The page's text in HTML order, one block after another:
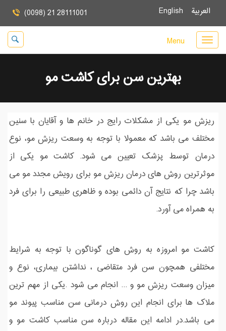
العربية (0098) 21 28111001
Menu
بهترین سن برای کاشت مو
ریزش مو یکی از مشکلات رایج در خانم ها و آقایان با سنین
مختلف می باشد که معمولا با توجه به وسعت ریزش مو، نوع
درمان توسط پزشک تعیین می شود. کاشت مو یکی از
موثرترین روش های درمان ریزش مو برای رویش مجدد مو می
باشد چرا که نتایج آن دائمی بوده و ظاهری طبیعی را برای فرد
به همراه می آورد.
کاشت مو امروزه به روش های گوناگون با توجه به شرایط
مختلفی همچون سن فرد متقاضی ، نداشتن بیماری، نوع و
میزان وسعت ریزش مو و ... انجام می شود .یکی از مهم ترین
ملاک ها برای انجام این روش درمانی سن مناسب پیوند مو
می باشد.در ادامه این مقاله درباره سن مناسب کاشت مو و